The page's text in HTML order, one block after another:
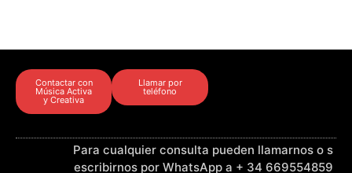
Contactar con
Música Activa
y Creativa
Llamar por
teléfono
Para cualquier consulta pueden llamarnos o s
escribirnos por WhatsApp a + 34 669554859